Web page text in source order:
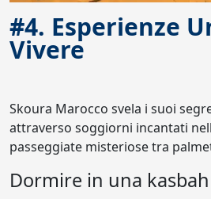
#4. Esperienze
Vivere
Skoura Marocco svela i suoi
attraverso soggiorni incantati
passeggiate misteriose tra
Dormire in una